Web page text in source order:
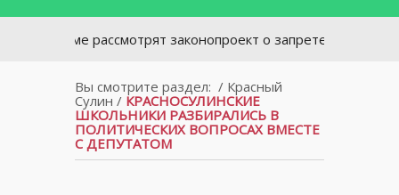
рассмотрят законопроект о запрете курения у
Вы смотрите раздел: / Красный
Сулин / КРАСНОСУЛИНСКИЕ
ШКОЛЬНИКИ РАЗБИРАЛИСЬ В
ПОЛИТИЧЕСКИХ ВОПРОСАХ ВМЕСТЕ
С ДЕПУТАТОМ